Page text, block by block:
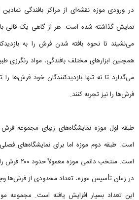
در ورودی موزه نقشه‌ای از مراکز بافندگی نمادین
نمایش گذاشته شده است. هر از گاهی یک قالی
می‌نشیند تا نحوه بافته شدن فرش را به
همچنین ابزارهای مختلف بافندگی، مواد رنگرزی
می‌گذارد تا نه تنها بازدیدکنندگان خود فرش‌ها
فرش‌ها را نیز تجربه کنند.
طبقه اول موزه نمایشگاه‌های زیبای مجموعه
است. طبقه دوم موزه اما برای نمایشگاه‌های
است. منتخب
در زمان تأسیس موزه، تعداد محدودی از فرش‌ها
این تعداد بسیار افزایش یافته است. مجموعه